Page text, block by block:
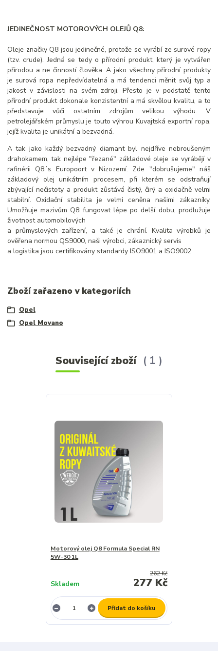
JEDINEČNOST MOTOROVÝCH OLEJŮ Q8:
Oleje značky Q8 jsou jedinečné, protože se vyrábí ze surové ropy
(tzv. crude). Jedná se tedy o přírodní produkt, který je vytvářen
přírodou a ne činností člověka. A jako všechny přírodní produkty
je surová ropa nepředvídatelná a má tendenci měnit svůj typ a
jakost v závislosti na svém zdroji. Přesto je v podstatě tento
přírodní produkt dokonale konzistentní a má skvělou kvalitu, a to
představuje vůči ostatním zdrojům velikou výhodu. V
petrolejářském průmyslu je touto výhrou Kuvajtská exportní ropa,
jejíž kvalita je unikátní a bezvadná.
A tak jako každý bezvadný diamant byl nejdříve nebroušeným
drahokamem, tak nejlépe "řezané" základové oleje se vyrábějí v
rafinérii Q8´s Europoort v Nizozemí. Zde "dobrušujeme" náš
základový olej unikátním procesem, při kterém se odstraňují
zbývající nečistoty a produkt zůstává čistý, čirý a oxidačně velmi
stabilní. Oxidační stabilita je velmi ceněna našimi zákazníky.
Umožňuje mazivům Q8 fungovat lépe po delší dobu, prodlužuje
životnost automobilových
a průmyslových zařízení, a také je chrání. Kvalita výrobků je
ověřena normou QS9000, naši výrobci, zákaznický servis
a logistika jsou certifikovány standardy ISO9001 a ISO9002
Zboží zařazeno v kategoriích
Opel
Opel Movano
Související zboží 1
Motorový olej Q8 Formula Special RN
5W-30 1L
262 Kč
277 Kč
Skladem
Přidat do košíku